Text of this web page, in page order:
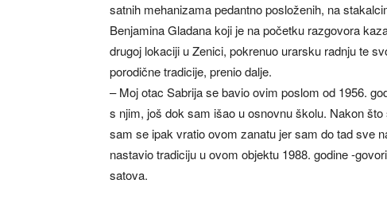
satnih mehanizama pedantno posloženih, na
Benjamina Gladana koji je na početku razgovora
drugoj lokaciji u Zenici, pokrenuo urarsku radnju te
porodične tradicije, prenio dalje.
– Moj otac Sabrija se bavio ovim poslom od 1956.
s njim, još dok sam išao u osnovnu školu. Nakon
sam se ipak vratio ovom zanatu jer sam do tad sve
nastavio tradiciju u ovom objektu 1988. godine -
satova.